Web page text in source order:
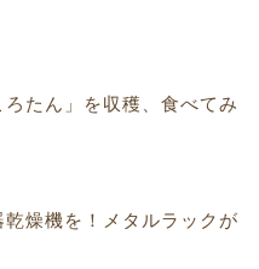
たん」を収穫、食べてみ
燥機を！メタルラックが